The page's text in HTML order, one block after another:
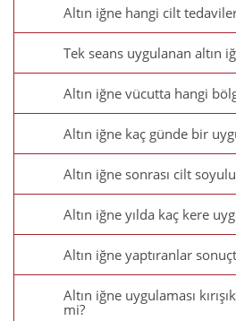
Altın iğne hangi cilt
Tek seans uygulanan altın
Altın iğne vücutta hangi
Altın iğne kaç günde bir
Altın iğne sonrası cilt
Altın iğne yılda kaç kere
Altın iğne yaptıranlar
Altın iğne uygulaması
mi?